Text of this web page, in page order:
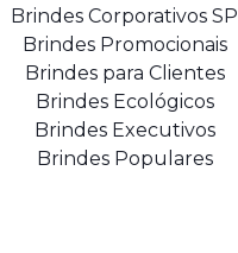
Brindes Corporativos SP
Brindes Promocionais
Brindes para Clientes
Brindes Ecológicos
Brindes Executivos
Brindes Populares